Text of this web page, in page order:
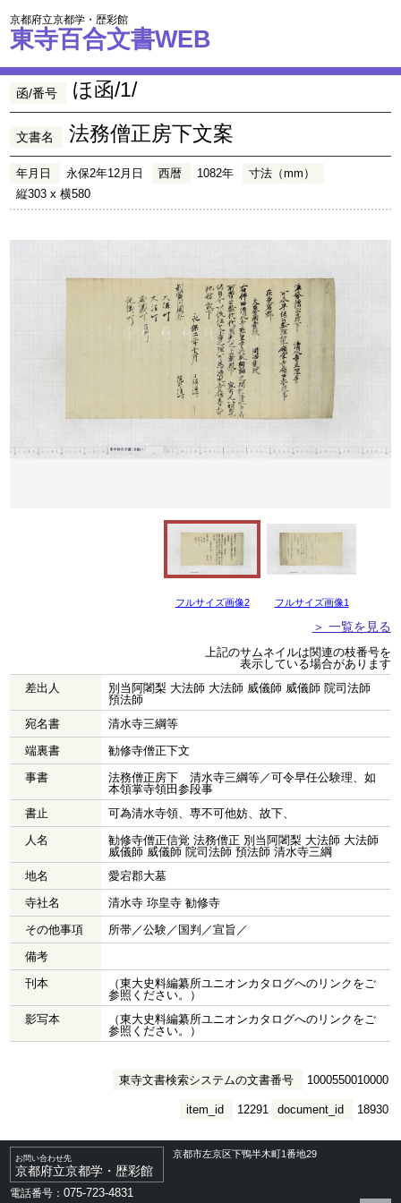
京都府立京都学・歴彩館
東寺百合文書WEB
函/番号 ほ函/1/
文書名 法務僧正房下文案
年月日 永保2年12月日 西暦 1082年
寸法（mm）
縦303 x 横580
フルサイズ画像2 フルサイズ画像1
＞ 一覧を見る
上記のサムネイルは関連の枝番号を
表示している場合があります
差出人
別当阿闍梨 大法師 大法師 威儀師 威儀師 院司法師
預法師
宛名書
清水寺三綱等
端裏書
勧修寺僧正下文
事書
法務僧正房下 清水寺三綱等／可令早任公験理、如
本領掌寺領田参段事
書止
可為清水寺領、専不可他妨、故下、
人名
勧修寺僧正信覚 法務僧正 別当阿闍梨 大法師 大法師
威儀師 威儀師 院司法師 預法師 清水寺三綱
地名
愛宕郡大墓
寺社名
清水寺 珎皇寺 勧修寺
その他事項
所帯／公験／国判／宣旨／
備考
刊本
（東大史料編纂所ユニオンカタログへのリンクをご
参照ください。）
影写本
（東大史料編纂所ユニオンカタログへのリンクをご
参照ください。）
東寺文書検索システムの文書番号 1000550010000
document_id 18930
item_id 12291
お問い合わせ先
京都府立京都学・歴彩館
京都市左京区下鴨半木町1番地29
電話番号：075-723-4831